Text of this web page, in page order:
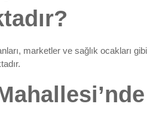
marketler ve sağlık ocakları gibi